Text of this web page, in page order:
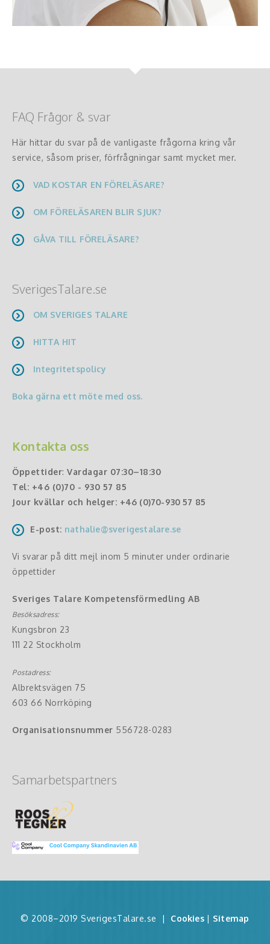
FAQ Frågor & svar
Här hittar du svar på de vanligaste frågorna kring vår
service, såsom priser, förfrågningar samt mycket mer.
VAD KOSTAR EN FÖRELÄSARE?
OM FÖRELÄSAREN BLIR SJUK?
GÅVA TILL FÖRELÄSARE?
SverigesTalare.se
OM SVERIGES TALARE
HITTA HIT
Integritetspolicy
Boka gärna ett möte med oss.
Kontakta oss
Öppettider: Vardagar 07:30–18:30
Tel: +46 (0)70 - 930 57 85
Jour kvällar och helger: +46 (0)70-930 57 85
E-post: nathalie@sverigestalare.se
Vi svarar på ditt mejl inom 5 minuter under ordinarie
öppettider
Sveriges Talare Kompetensförmedling AB
Besöksadress:
Kungsbron 23
111 22 Stockholm
Postadress:
Albrektsvägen 75
603 66 Norrköping
Organisationsnummer 556728-0283
Samarbetspartners
© 2008–2019 SverigesTalare.se | Cookies | Sitemap